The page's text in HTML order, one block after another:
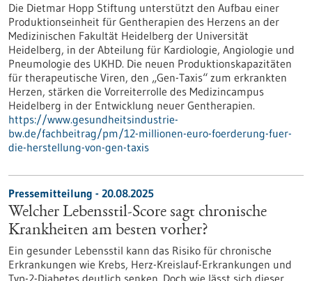
Die Dietmar Hopp Stiftung unterstützt den Aufbau einer
Produktionseinheit für Gentherapien des Herzens an der
Medizinischen Fakultät Heidelberg der Universität
Heidelberg, in der Abteilung für Kardiologie, Angiologie und
Pneumologie des UKHD. Die neuen Produktionskapazitäten
für therapeutische Viren, den „Gen-Taxis“ zum erkrankten
Herzen, stärken die Vorreiterrolle des Medizincampus
Heidelberg in der Entwicklung neuer Gentherapien.
https://www.gesundheitsindustrie-
bw.de/fachbeitrag/pm/12-millionen-euro-foerderung-fuer-
die-herstellung-von-gen-taxis
Pressemitteilung - 20.08.2025
Welcher Lebensstil-Score sagt chronische
Krankheiten am besten vorher?
Ein gesunder Lebensstil kann das Risiko für chronische
Erkrankungen wie Krebs, Herz-Kreislauf-Erkrankungen und
Typ-2-Diabetes deutlich senken. Doch wie lässt sich dieser